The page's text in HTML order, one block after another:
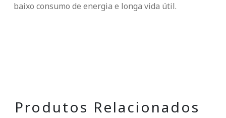
baixo consumo de energia e longa vida útil.
Produtos Relacionados